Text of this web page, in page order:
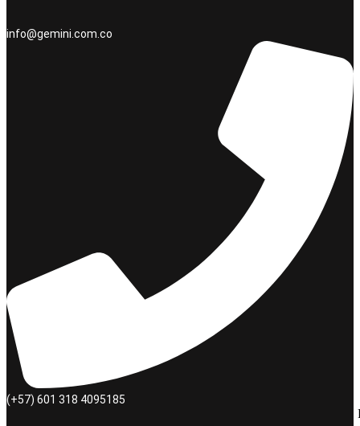
info@gemini.com.co
(+57) 601 318 4095185